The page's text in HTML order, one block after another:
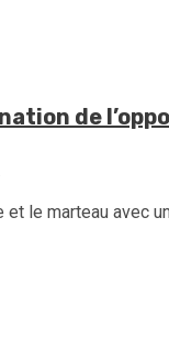
de
le marteau avec